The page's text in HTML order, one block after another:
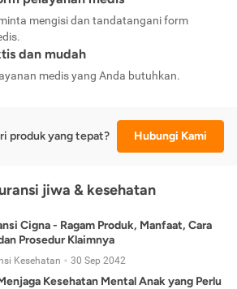
mengisi dan tandatangani form
dan mudah
medis yang Anda butuhkan.
produk yang tepat? Hubungi Kami
jiwa & kesehatan
Cigna - Ragam Produk, Manfaat, Cara
Prosedur Klaimnya
Kesehatan 30 Sep 2042
Kesehatan Mental Anak yang Perlu